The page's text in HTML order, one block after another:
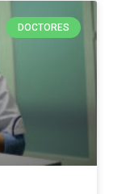
DOCTORES